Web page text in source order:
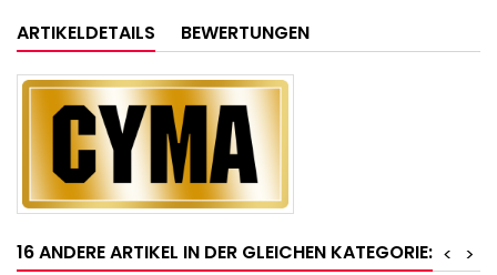
ARTIKELDETAILS BEWERTUNGEN
16 ANDERE ARTIKEL IN DER GLEICHEN KATEGORIE: >
<